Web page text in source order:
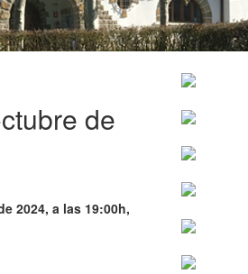
de
2024, a las 19:00h,